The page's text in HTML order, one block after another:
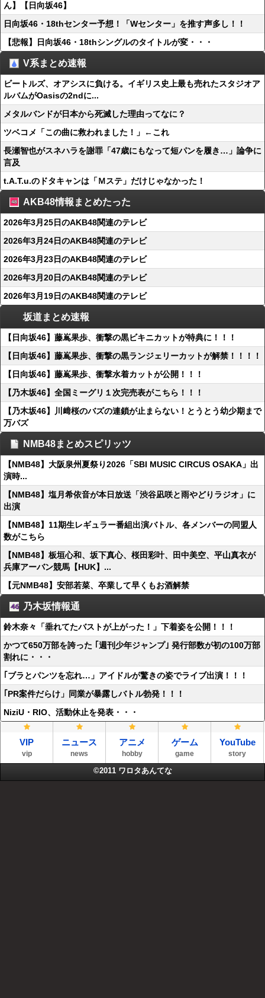
ん】【日向坂46】
日向坂46・18thセンター予想！「Wセンター」を推す声多し！！
【悲報】日向坂46・18thシングルのタイトルが変・・・
V系まとめ速報
ビートルズ、オアシスに負ける。イギリス史上最も売れたスタジオア
ルバムがOasisの2ndに...
メタルバンドが日本から死滅した理由ってなに？
ツベコメ「この曲に救われました！」←これ
長瀬智也がスネハラを謝罪「47歳にもなって短パンを履き…」論争に
言及
t.A.T.u.のドタキャンは「Ｍステ」だけじゃなかった！
AKB48情報まとめたった
2026年3月25日のAKB48関連のテレビ
2026年3月24日のAKB48関連のテレビ
2026年3月23日のAKB48関連のテレビ
2026年3月20日のAKB48関連のテレビ
2026年3月19日のAKB48関連のテレビ
坂道まとめ速報
【日向坂46】藤嶌果歩、衝撃の黒ビキニカットが特典に！！！
【日向坂46】藤嶌果歩、衝撃の黒ランジェリーカットが解禁！！！！
【日向坂46】藤嶌果歩、衝撃水着カットが公開！！！
【乃木坂46】全国ミーグリ１次完売表がこちら！！！
【乃木坂46】川﨑桜のバズの連鎖が止まらない！とうとう幼少期まで
万バズ
NMB48まとめスピリッツ
【NMB48】大阪泉州夏祭り2026「SBI MUSIC CIRCUS OSAKA」出
演時...
【NMB48】塩月希依音が本日放送「渋谷凪咲と雨やどりラジオ」に
出演
【NMB48】11期生レギュラー番組出演バトル、各メンバーの同盟人
数がこちら
【NMB48】板垣心和、坂下真心、桜田彩叶、田中美空、平山真衣が
兵庫アーバン競馬【HUK】...
【元NMB48】安部若菜、卒業して早くもお酒解禁
乃木坂情報通
鈴木奈々「垂れてたバストが上がった！」下着姿を公開！！！
かつて650万部を誇った ｢週刊少年ジャンプ｣ 発行部数が初の100万部
割れに・・・
｢ブラとパンツを忘れ…」アイドルが驚きの姿でライブ出演！！！
｢PR案件だらけ」同業が暴露しバトル勃発！！！
NiziU・RIO、活動休止を発表・・・
VIP
vip
ニュース
news
アニメ
hobby
ゲーム
game
YouTube
story
©2011 ワロタあんてな